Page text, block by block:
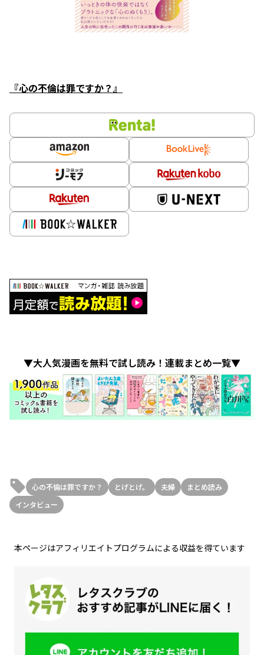
『心の不倫は罪ですか？』
▼大人気漫画を無料で試し読み！連載まとめ一覧▼
心の不倫は罪ですか？ とげとげ。 夫婦
まとめ読み
インタビュー
本ページはアフィリエイトプログラムによる収益を得ています